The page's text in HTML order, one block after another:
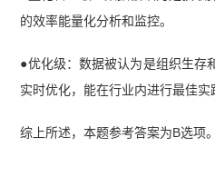
的效率能量化分析和监控。
●优化级：数据被认为是组织生存
实时优化，能在行业内进行最佳实
综上所述，本题参考答案为B选项。